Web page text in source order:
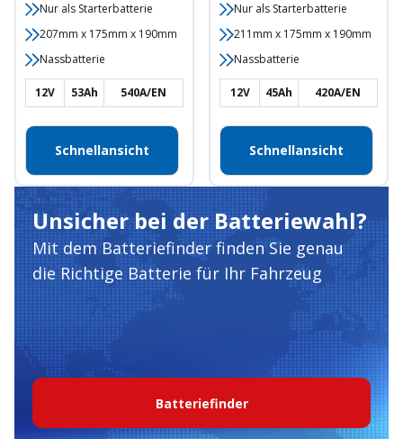
Nur als Starterbatterie
207mm x 175mm x 190mm
Nassbatterie
12V 53Ah 540A/EN
Schnellansicht
Nur als Starterbatterie
211mm x 175mm x 190mm
Nassbatterie
12V 45Ah 420A/EN
Schnellansicht
Unsicher bei der Batteriewahl?
Mit dem Batteriefinder finden Sie genau
die Richtige Batterie für Ihr Fahrzeug
Batteriefinder